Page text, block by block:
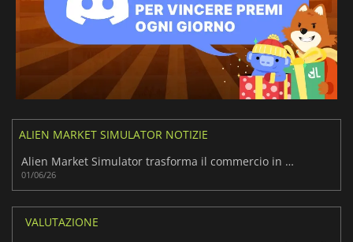
ALIEN MARKET SIMULATOR NOTIZIE
Alien Market Simulator trasforma il commercio in un’avventura sci-fi
01/06/26
VALUTAZIONE